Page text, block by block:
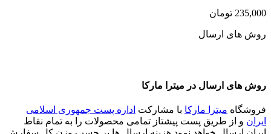
235,000 تومان
روش های ارسال
روش های ارسال در میترا مارکا
فروشگاه میترا مارکا با مشارکت اداره پست جمهوری اسلامی
ایران و از طریق پست پیشتاز تمامی محصولات را به تمام نقاط